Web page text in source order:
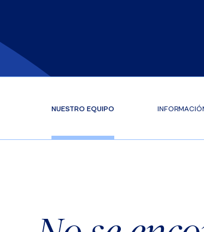
NUESTRO EQUIPO